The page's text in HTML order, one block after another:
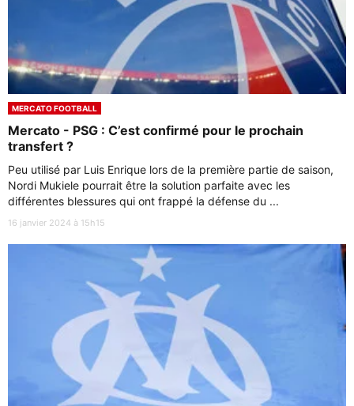
MERCATO FOOTBALL
Mercato - PSG : C’est confirmé pour le prochain
transfert ?
Peu utilisé par Luis Enrique lors de la première partie de saison,
Nordi Mukiele pourrait être la solution parfaite avec les
différentes blessures qui ont frappé la défense du ...
16 janvier 2024 à 15h15